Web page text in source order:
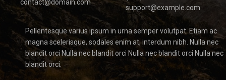
contact@domain.com
support@example.com
Pellentesque varius ipsum in urna semper volutpat. Etiam ac
magna scelerisque, sodales enim at, interdum nibh. Nulla nec
blandit orci Nulla nec blandit orci Nulla nec blandit orci Nulla nec
blandit orci.